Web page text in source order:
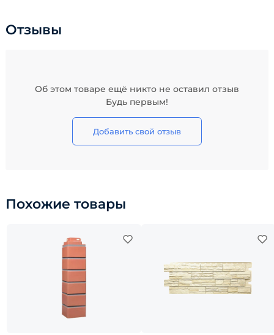
Отзывы
Об этом товаре ещё никто не оставил отзыв
Будь первым!
Добавить свой отзыв
Похожие товары